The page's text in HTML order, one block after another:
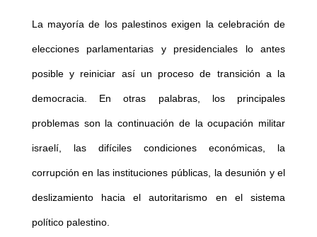
La mayoría de los palestinos exigen la celebración de
elecciones parlamentarias y presidenciales lo antes
posible y reiniciar así un proceso de transición a la
democracia. En otras palabras, los principales
problemas son la continuación de la ocupación militar
israelí, las difíciles condiciones económicas, la
corrupción en las instituciones públicas, la desunión y el
deslizamiento hacia el autoritarismo en el sistema
político palestino.